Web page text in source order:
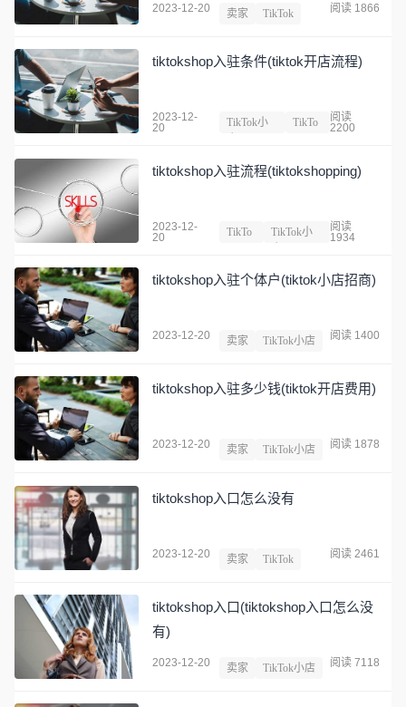
2023-12-20 卖家 TikTok 阅读 1866
tiktokshop入驻条件(tiktok开店流程)
2023-12-
20
TikTok小
TikTo
阅读
2200
tiktokshop入驻流程(tiktokshopping)
2023-12-
20
TikTo
TikTok小
阅读
1934
tiktokshop入驻个体户(tiktok小店招商)
2023-12-20 卖家 TikTok小店 阅读 1400
tiktokshop入驻多少钱(tiktok开店费用)
2023-12-20 卖家 TikTok小店 阅读 1878
tiktokshop入口怎么没有
2023-12-20 卖家 TikTok 阅读 2461
tiktokshop入口(tiktokshop入口怎么没
有)
2023-12-20 卖家 TikTok小店 阅读 7118